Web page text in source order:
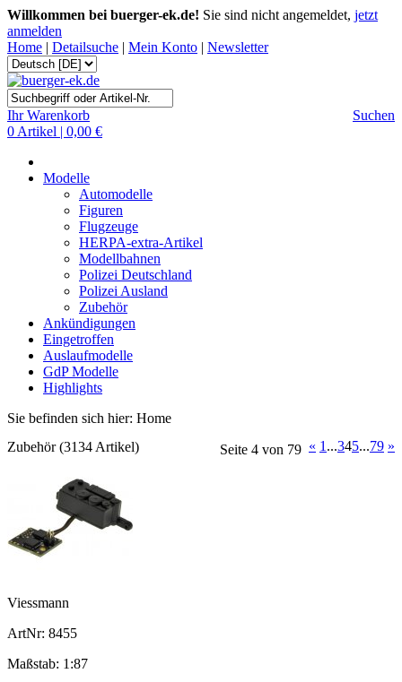
Willkommen bei buerger-ek.de! Sie sind nicht angemeldet, jetzt
anmelden
Home | Detailsuche | Mein Konto | Newsletter
Suchen
Ihr Warenkorb
0 Artikel | 0,00 €
Modelle
Automodelle
Figuren
Flugzeuge
HERPA-extra-Artikel
Modellbahnen
Polizei Deutschland
Polizei Ausland
Zubehör
Ankündigungen
Eingetroffen
Auslaufmodelle
GdP Modelle
Highlights
Sie befinden sich hier: Home
Zubehör (3134 Artikel)
Seite 4 von 79 « 1 ...345...79 »
Viessmann
ArtNr: 8455
Maßstab: 1:87